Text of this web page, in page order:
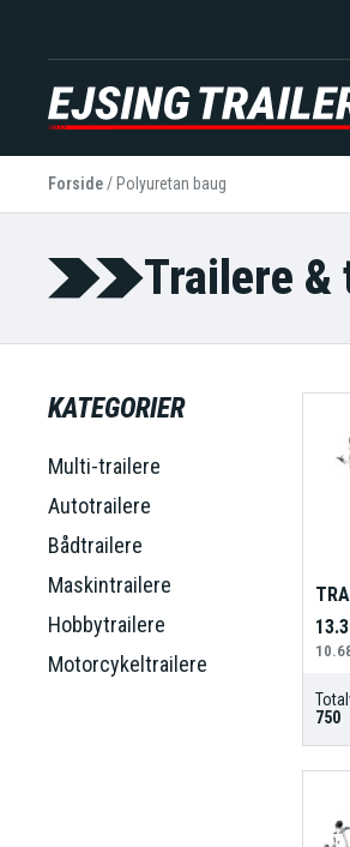
Forside/ Polyuretan baug
Trailere &
KATEGORIER
Multi-trailere
Autotrailere
Bådtrailere
Maskintrailere
Hobbytrailere
Motorcykeltrailere
750